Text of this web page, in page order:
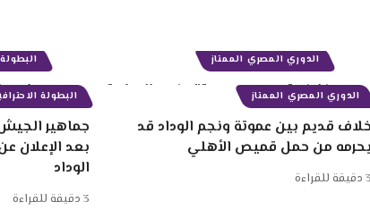
الدوري المصري الممتاز
خلاف قديم بين عموتة ونجم الوداد قد
يحرمه من حمل قميص الأهلي
3 دقيقة للقراءة
البطولة
جماهير
بعد الإعلان
الوداد
3 دقيقة للقراءة